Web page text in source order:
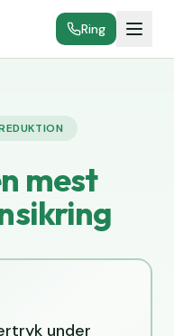
Ring
mest
under